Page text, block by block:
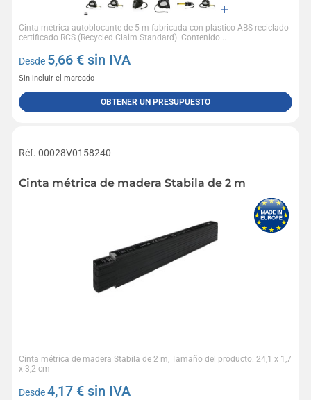
Cinta métrica autoblocante de 5 m fabricada con plástico ABS reciclado
certificado RCS (Recycled Claim Standard). Contenido...
Desde 5,66 € sin IVA
Sin incluir el marcado
OBTENER UN PRESUPUESTO
Réf. 00028V0158240
Cinta métrica de madera Stabila de 2 m
Cinta métrica de madera Stabila de 2 m, Tamaño del producto: 24,1 x 1,7
x 3,2 cm
Desde4,17 € sin IVA